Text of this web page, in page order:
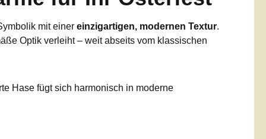
mit einer einzigartigen, modernen Textur.
Optik verleiht – weit abseits vom klassischen
Hase fügt sich harmonisch in moderne